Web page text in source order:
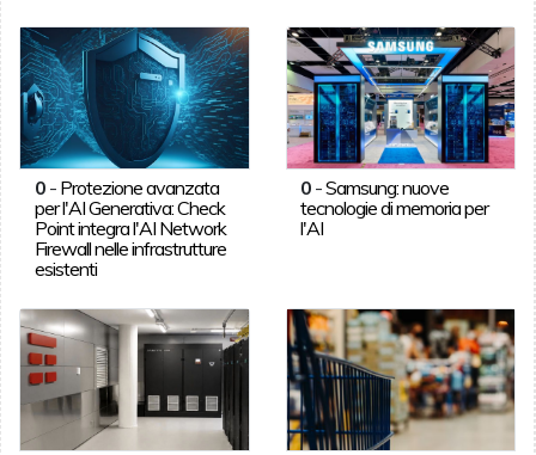
0- Protezione avanzata
per l'AI Generativa: Check
Point integra l'AI Network
Firewall nelle infrastrutture
esistenti
0 -Samsung: nuove
tecnologie di memoria per
l'AI